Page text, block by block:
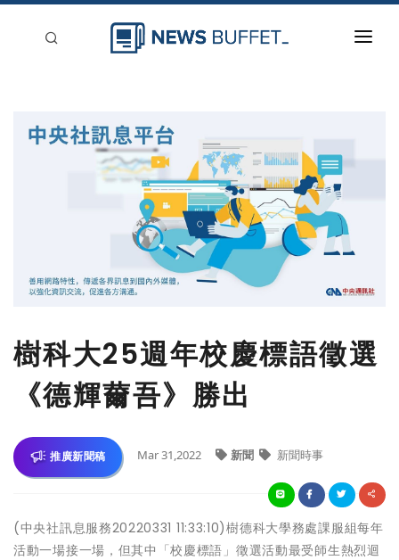
樹科大25週年校慶標語徵選
《德輝薾吾》勝出
推廣新聞稿 Mar 31,2022 新聞 新聞時事
(中央社訊息服務20220331 11:33:10)樹德科大學務處課服組每年
活動一場接一場，但其中「校慶標語」徵選活動最受師生熱烈迴